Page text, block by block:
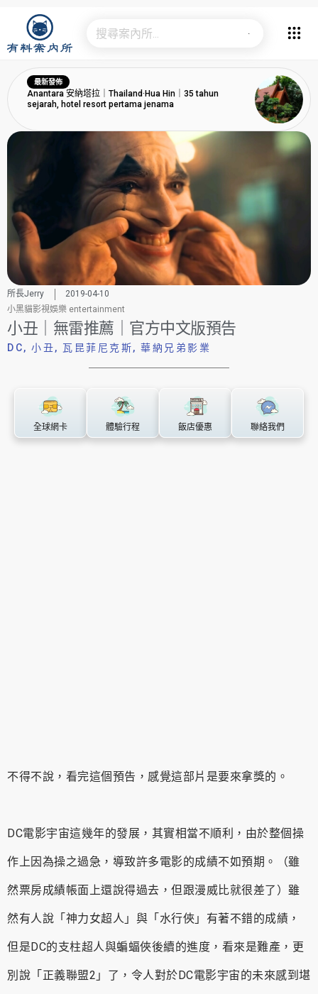
最新發佈
Anantara 安納塔拉｜Thailand·Hua Hin｜35 tahun
sejarah, hotel resort pertama jenama
所長Jerry
2019-04-10
小黑貓影視娛樂 entertainment
小丑｜無雷推薦｜官方中文版預告
DC, 小丑, 瓦昆菲尼克斯, 華納兄弟影業
全球網卡 體驗行程 飯店優惠 聯絡我們
不得不說，看完這個預告，感覺這部片是要來拿獎的。
DC電影宇宙這幾年的發展，其實相當不順利，由於整個操
作上因為操之過急，導致許多電影的成績不如預期。（雖
然票房成績帳面上還說得過去，但跟漫威比就很差了）雖
然有人說「神力女超人」與「水行俠」有著不錯的成績，
但是DC的支柱超人與蝙蝠俠後續的進度，看來是難產，更
別說「正義聯盟2」了，令人對於DC電影宇宙的未來感到堪